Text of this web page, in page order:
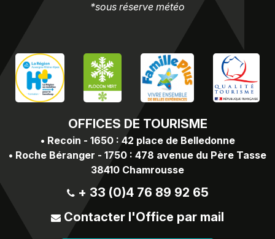
OFFICES DE TOURISME
• Recoin - 1650 : 42 place de Belledonne
• Roche Béranger - 1750 : 478 avenue du Père Tasse
38410 Chamrousse
+ 33 (0)4 76 89 92 65
Contacter l'Office par mail
*sous réserve météo